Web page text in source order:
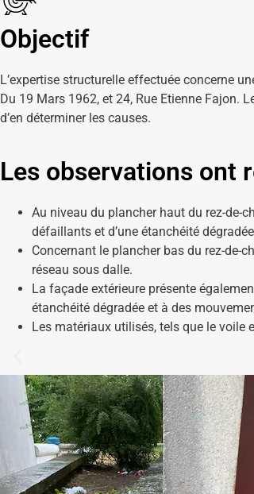
Objectif
L’expertise structurelle effectuée concerne
Du 19 Mars 1962, et 24, Rue Etienne
d’en déterminer les causes.
Les observations ont
Au niveau du plancher haut du rez-de-
défaillants et d’une étanchéité
Concernant le plancher bas du rez-de-
réseau sous dalle.
La façade extérieure présente
étanchéité dégradée et à des
Les matériaux utilisés, tels que le voile
Présence d’infiltration d’eau